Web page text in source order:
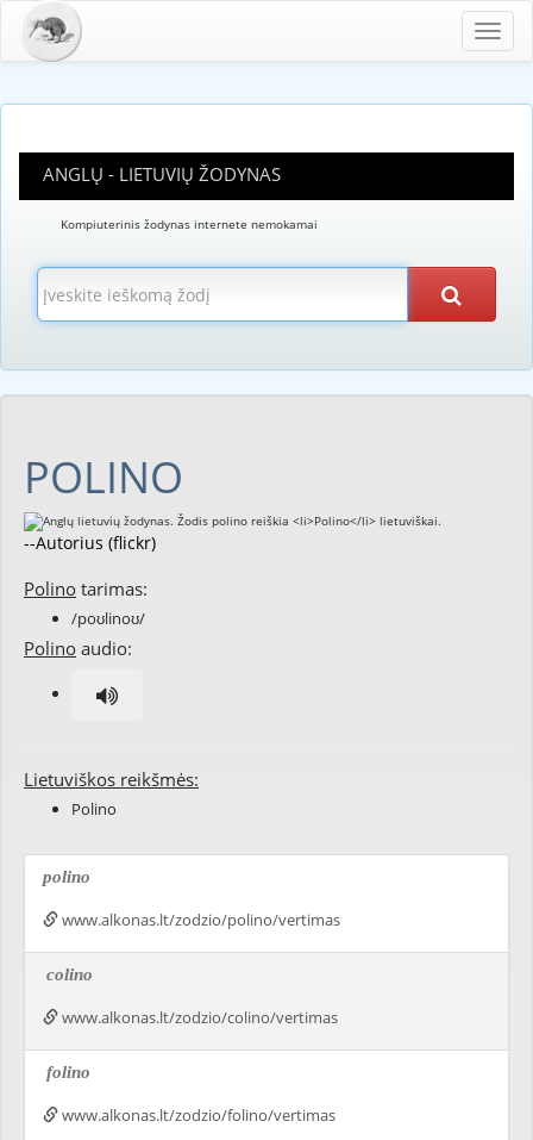
ANGLŲ - LIETUVIŲ ŽODYNAS
Kompiuterinis žodynas internete nemokamai
POLINO
--Autorius (flickr)
Polino tarimas:
/poʊlinoʊ/
Polino audio:
Lietuviškos reikšmės:
Polino
polino
www.alkonas.lt/zodzio/polino/vertimas
colino
www.alkonas.lt/zodzio/colino/vertimas
folino
www.alkonas.lt/zodzio/folino/vertimas